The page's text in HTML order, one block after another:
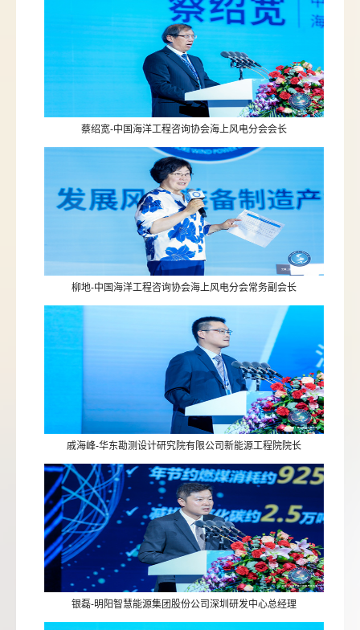
蔡绍宽-中国海洋工程咨询协会海上风电分会会长
柳地-中国海洋工程咨询协会海上风电分会常务副会长
戚海峰-华东勘测设计研究院有限公司新能源工程院院长
银磊-明阳智慧能源集团股份公司深圳研发中心总经理